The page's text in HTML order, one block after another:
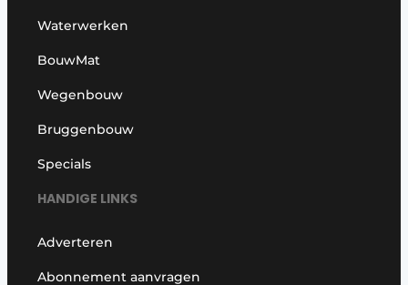
Waterwerken
BouwMat
Wegenbouw
Bruggenbouw
Specials
HANDIGE LINKS
Adverteren
Abonnement aanvragen